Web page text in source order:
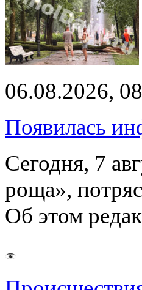
06.08.2026,
Появилась
Сегодня, 7
роща»,
Об этом